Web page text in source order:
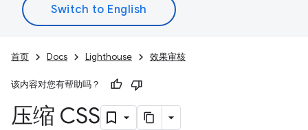
首页 Docs Lighthouse 效果审核
该内容对您有帮助吗？
压缩 CSS